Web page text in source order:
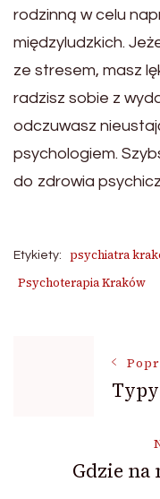
rodzinną w celu
międzyludzkich.
ze stresem, masz
radzisz sobie z
odczuwasz
psychologiem.
do zdrowia
Etykiety: psychiatra
Psychoterapia Kraków
Gdzie na